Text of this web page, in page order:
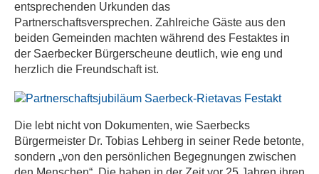
entsprechenden Urkunden das
Partnerschaftsversprechen. Zahlreiche Gäste aus den
beiden Gemeinden machten während des Festaktes in
der Saerbecker Bürgerscheune deutlich, wie eng und
herzlich die Freundschaft ist.
Die lebt nicht von Dokumenten, wie Saerbecks
Bürgermeister Dr. Tobias Lehberg in seiner Rede betonte,
sondern „von den persönlichen Begegnungen zwischen